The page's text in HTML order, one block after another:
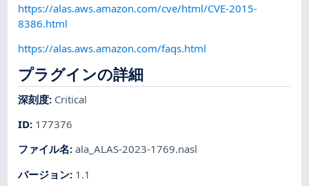
https://alas.aws.amazon.com/cve/html/CVE-2015-
8386.html
https://alas.aws.amazon.com/faqs.html
プラグインの詳細
深刻度: Critical
ID: 177376
ファイル名:ala_ALAS-2023-1769.nasl
バージョン: 1.1